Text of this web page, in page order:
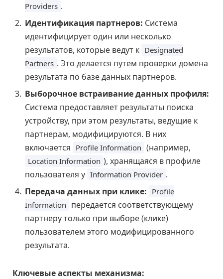
Providers .
Идентификация партнеров: Система
идентифицирует один или несколько
результатов, которые ведут к Designated
Partners . Это делается путем проверки домена
результата по базе данных партнеров.
Выборочное встраивание данных профиля:
Система предоставляет результаты поиска
устройству, при этом результаты, ведущие к
партнерам, модифицируются. В них
включается Profile Information (например,
Location Information ), хранящаяся в профиле
пользователя у Information Provider .
Передача данных при клике: Profile
Information передается соответствующему
партнеру только при выборе (клике)
пользователем этого модифицированного
результата.
Ключевые аспекты механизма: